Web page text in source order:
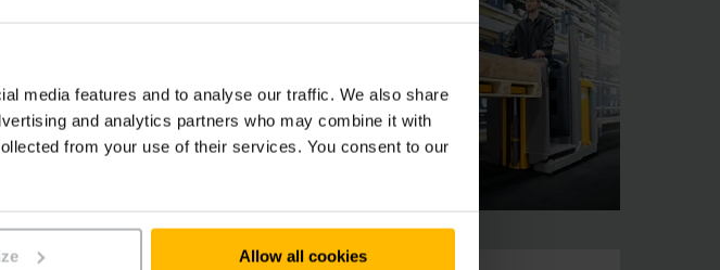
media features and to analyse our traffic. We also share
and analytics partners who may combine it with
from your use of their services. You consent to our
Allow all cookies